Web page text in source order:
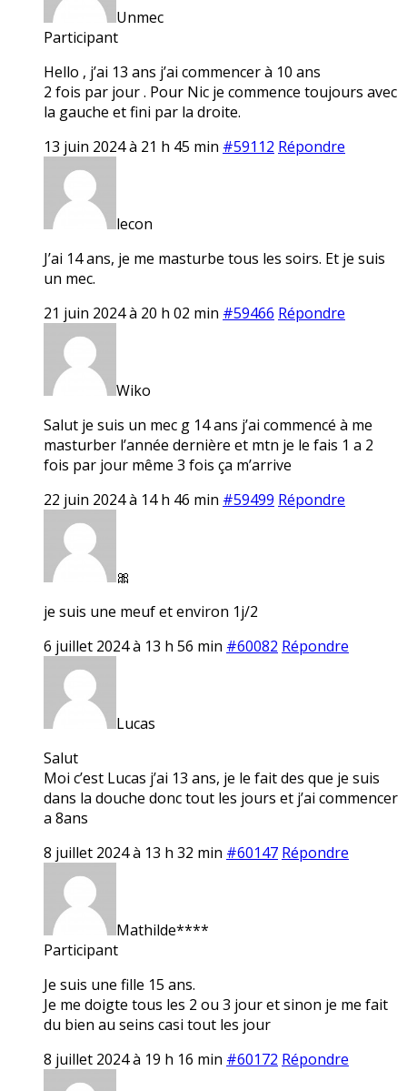
Unmec
Participant
Hello , j’ai 13 ans j’ai commencer à 10 ans
2 fois par jour . Pour Nic je commence toujours avec
la gauche et fini par la droite.
13 juin 2024 à 21 h 45 min #59112 Répondre
lecon
J’ai 14 ans, je me masturbe tous les soirs. Et je suis
un mec.
21 juin 2024 à 20 h 02 min #59466 Répondre
Wiko
Salut je suis un mec g 14 ans j’ai commencé à me
masturber l’année dernière et mtn je le fais 1 a 2
fois par jour même 3 fois ça m’arrive
22 juin 2024 à 14 h 46 min #59499 Répondre
🎀
je suis une meuf et environ 1j/2
6 juillet 2024 à 13 h 56 min #60082 Répondre
Lucas
Salut
Moi c’est Lucas j’ai 13 ans, je le fait des que je suis
dans la douche donc tout les jours et j’ai commencer
a 8ans
8 juillet 2024 à 13 h 32 min #60147 Répondre
Mathilde****
Participant
Je suis une fille 15 ans.
Je me doigte tous les 2 ou 3 jour et sinon je me fait
du bien au seins casi tout les jour
8 juillet 2024 à 19 h 16 min #60172 Répondre